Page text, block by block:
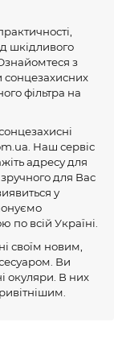
шкідливого
з
фільтра на
Наш сервіс
адресу для
для Вас
у
по всій Україні.
своїм новим,
Ви
окуляри. В них